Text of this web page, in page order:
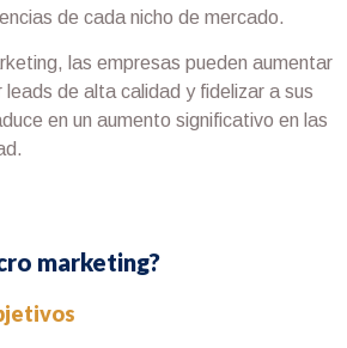
de cada nicho de mercado.
las empresas pueden aumentar
leads de alta calidad y fidelizar a sus
en un aumento significativo en las
marketing?